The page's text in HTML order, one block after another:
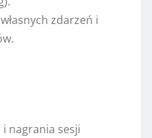
zdarzeń i
nagrania sesji